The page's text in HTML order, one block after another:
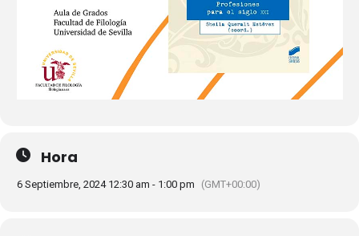
Hora
6 Septiembre, 2024 12:30 am - 1:00 pm (GMT+00:00)